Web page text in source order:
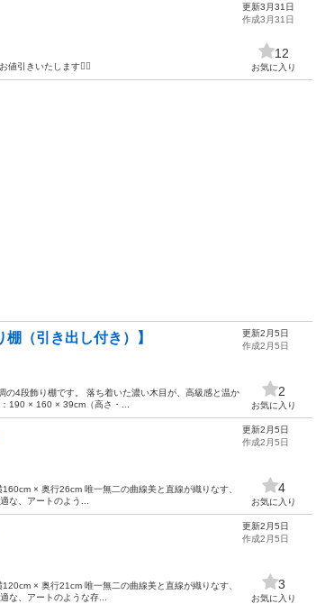
値引きいたします🙇‍♂️
更新3月31日
作成3月31日
12
お気に入り
（引き出し付き）】
4段飾り棚です。 落ち着いた濃い木目が、高級感と温か
190 × 160 × 39cm（高さ・...
更新2月5日
作成2月5日
2
お気に入り
× 奥行26cm 唯一無二の曲線美と直線が織りなす、
な、アートのよう...
更新2月5日
作成2月5日
4
お気に入り
× 奥行21cm 唯一無二の曲線美と直線が織りなす、
な、アートのような存...
更新2月5日
作成2月5日
3
お気に入り